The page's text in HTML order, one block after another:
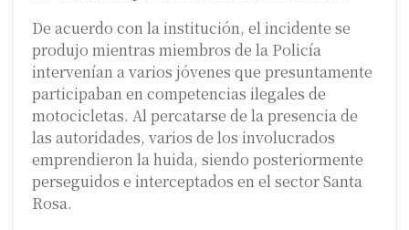
De acuerdo con la institución, el incidente se
produjo mientras miembros de la Policía
intervenían a varios jóvenes que presuntamente
participaban en competencias ilegales de
motocicletas. Al percatarse de la presencia de
las autoridades, varios de los involucrados
emprendieron la huida, siendo posteriormente
perseguidos e interceptados en el sector Santa
Rosa.